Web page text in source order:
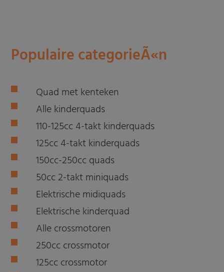
Populaire categorieÃ«n
Quad met kenteken
Alle kinderquads
110-125cc 4-takt kinderquads
125cc 4-takt kinderquads
150cc-250cc quads
50cc 2-takt miniquads
Elektrische midiquads
Elektrische kinderquad
Alle crossmotoren
250cc crossmotor
125cc crossmotor